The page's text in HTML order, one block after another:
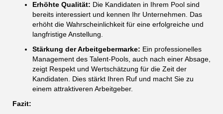
Erhöhte Qualität: Die Kandidaten in Ihrem Pool sind
bereits interessiert und kennen Ihr Unternehmen. Das
erhöht die Wahrscheinlichkeit für eine erfolgreiche und
langfristige Anstellung.
Stärkung der Arbeitgebermarke: Ein professionelles
Management des Talent-Pools, auch nach einer Absage,
zeigt Respekt und Wertschätzung für die Zeit der
Kandidaten. Dies stärkt Ihren Ruf und macht Sie zu
einem attraktiveren Arbeitgeber.
Fazit: